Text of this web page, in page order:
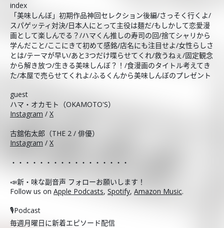
index
「美味しんぼ」初期作品神回セレクション後編/さっそく行くよ/
スパゲッティ対決/日本人にとって主役は麺だ/もしかして恋愛漫
画として楽しんでる？/ハマくん推しの寿司の回/捨てシャリから
学んだこと/ここにきて初めて感銘/店名にも注目せよ/女性らしさ
とは/テーマが早い/あと3つだけ喋らせてくれ/救うねぇ/固定観念
から解き放つ/生きる美味しんぼ？！/食漫画のタイトル考えてき
た/本屋で売らせてくれよ/ふるくんから美味しんぼのプレゼント
guest
ハマ・オカモト（OKAMOTO'S）
Instagram / X
古舘佑太郎（THE 2 / 俳優）
Instagram / X
・・・・・・・・・・・・・・・・・
📣新・味な副音声 フォローお願いします！
Follow us on Apple Podcasts, Spotify, Amazon Music.
🎙️Podcast
毎週月曜日に新着エピソード配信